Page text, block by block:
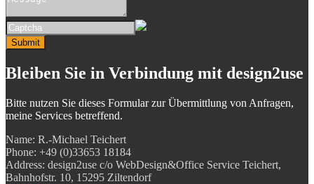
Submit
Bleiben Sie in Verbindung mit design2use
Bitte nutzen Sie dieses Formular zur Übermittlung von Anfragen,
meine Services betreffend.
Name: R.-Michael Teichert
Phone: +49 (0)33653 18184
Address: design2use c/o WebDesign&Office Service Teichert,
Bahnhofstr. 10, 15295 Ziltendorf